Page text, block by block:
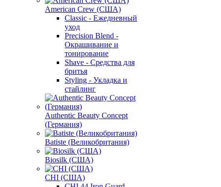
American Crew (США)
Classic - Ежедневный
уход
Precision Blend -
Окрашивание и
тонирование
Shave - Средства для
бритья
Styling - Укладка и
стайлинг
Authentic Beauty Concept
(Германия)
Batiste (Великобритания)
Biosilk (США)
CHI (США)